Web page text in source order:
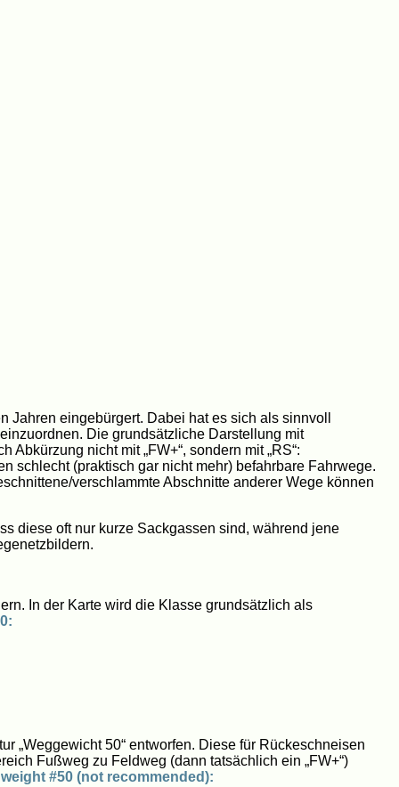
eingebürgert. Dabei hat es sich als sinnvoll
Die grundsätzliche Darstellung mit
nicht mit „FW+“, sondern mit „RS“:
schlecht (praktisch gar nicht mehr) befahrbare Fahrwege.
verschlammte Abschnitte anderer Wege können
diese oft nur kurze Sackgassen sind, während jene
In der Karte wird die Klasse grundsätzlich als
„Weggewicht 50“ entworfen. Diese für Rückeschneisen
Fußweg zu Feldweg (dann tatsächlich ein „FW+“)
#50 (not recommended):